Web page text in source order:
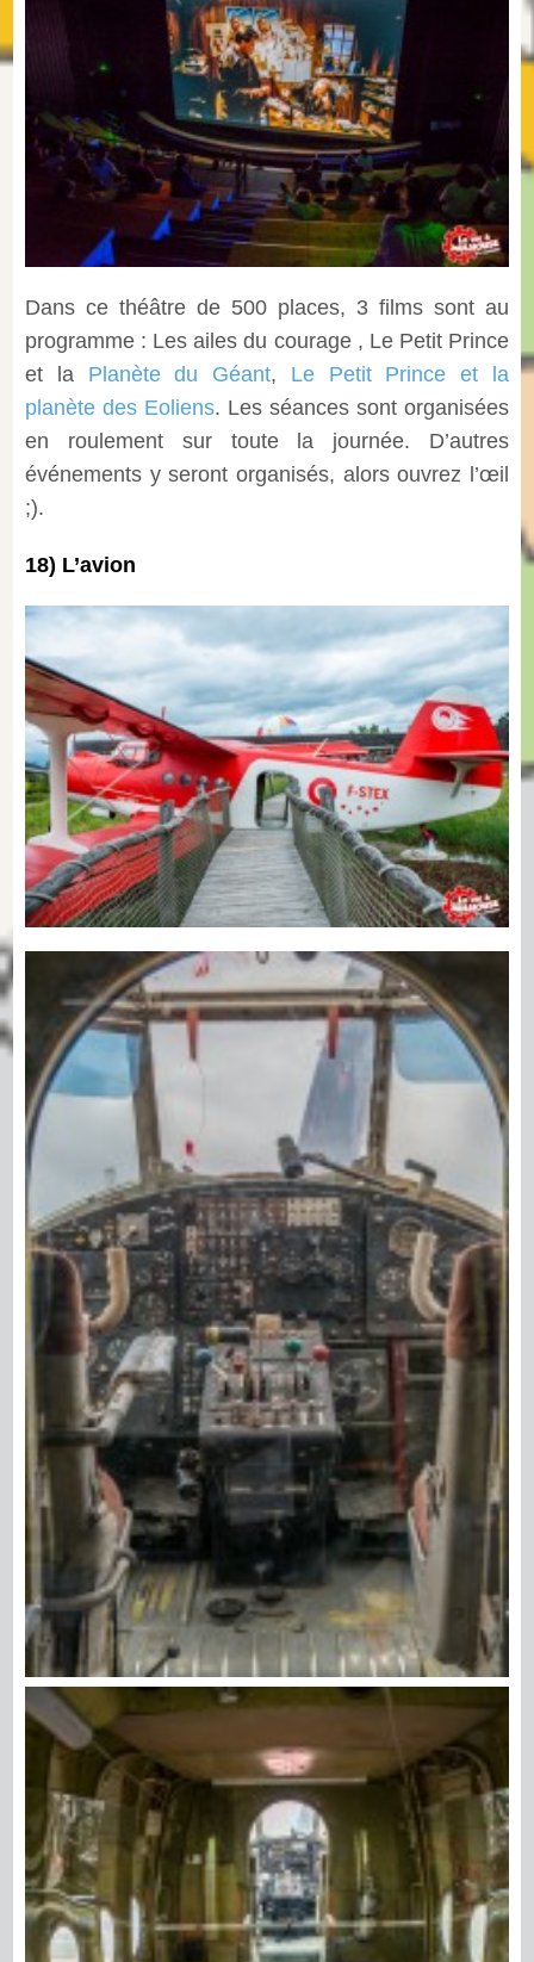
Dans ce théâtre de 500 places, 3 films sont au
programme : Les ailes du courage , Le Petit Prince
et la Planète du Géant, Le Petit Prince et la
planète des Eoliens. Les séances sont organisées
en roulement sur toute la journée. D’autres
événements y seront organisés, alors ouvrez l’œil
;).
18) L’avion